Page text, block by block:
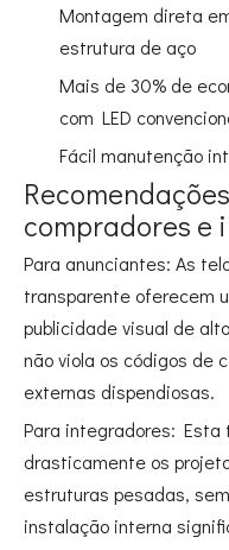
Montagem direta
estrutura de aço
Mais de 30% de
com LED
Fácil manutenção
compradores e
Para anunciantes: As
transparente oferecem
publicidade visual de
não viola os códigos de
externas dispendiosas.
Para integradores: Esta
drasticamente os
estruturas pesadas,
instalação interna